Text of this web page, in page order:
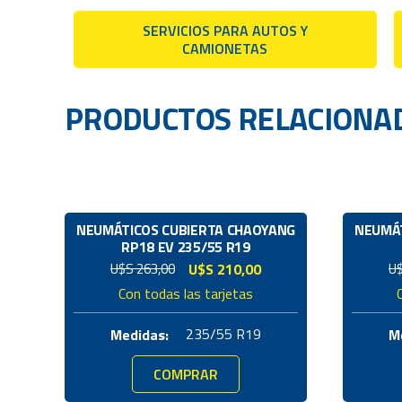
SERVICIOS PARA AUTOS Y
CAMIONETAS
PRODUCTOS
NEUMÁTICOS CUBIERTA CHAOYANG
RP18 EV 235/55 R19
U$S263,00
El
precio
original
era:
263,00.
U$S 210,00
El
precio
actual
es:
210,00.
Con todas las tarjetas
Medidas:
235/55 R19
COMPRAR